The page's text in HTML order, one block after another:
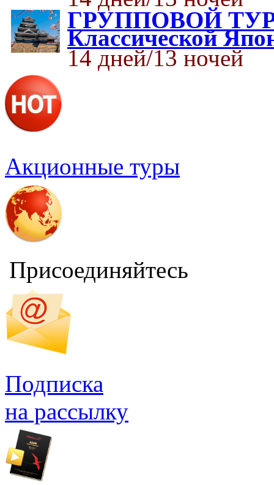
ГРУППОВОЙ
Классической
14 дней/13 ночей
Акционные туры
Присоединяйтесь
Подписка
на рассылку